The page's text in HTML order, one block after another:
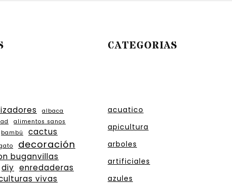
albaca
alimentos sanos
bambú cactus
decoración
buganvillas
diy enredaderas
vivas
CATEGORIAS
acuatico
apicultura
arboles
artificiales
azules